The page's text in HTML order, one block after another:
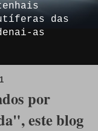
das
as
por
este blog